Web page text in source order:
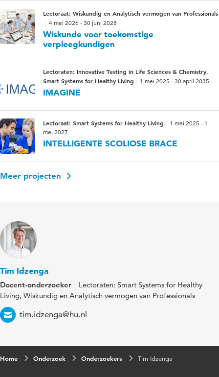
Lectoraat: Wiskundig en Analytisch vermogen van Professionals
4 mei 2026 - 30 juni 2028
Wiskunde voor toekomstige
verpleegkundigen
Lectoraten: Innovative Testing in Life Sciences & Chemistry,
Smart Systems for Healthy Living
1 mei 2025 - 30 april 2035
IMAGINE
Lectoraat: Smart Systems for Healthy Living
1 mei 2025 - 1
mei 2027
INTELLIGENTE SCOLIOSE BRACE
Meer projecten
Tim Idzenga
Docent-onderzoeker
Lectoraten: Smart Systems for Healthy
Living, Wiskundig en Analytisch vermogen van Professionals
Email
tim.idzenga@hu.nl
Home Onderzoek Onderzoekers Tim Idzenga